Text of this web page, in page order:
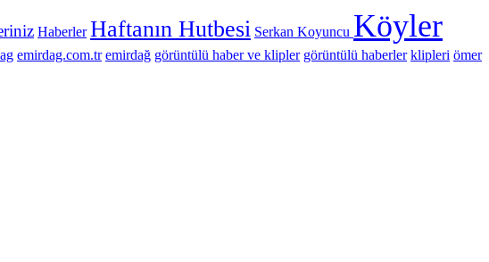
Haberler Haftanın Hutbesi Serkan Koyuncu Köyler
emirdag.com.tr emirdağ görüntülü haber ve klipler görüntülü haberler klipleri ömer